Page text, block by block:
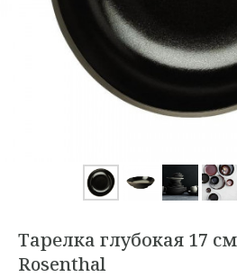
Тарелка глубокая 17
Rosenthal